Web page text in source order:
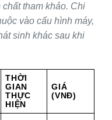
tham khảo. Chi
vào cấu hình máy,
sinh khác sau khi
THỜI
GIAN
THỰC
HIỆN
GIÁ
(VNĐ)